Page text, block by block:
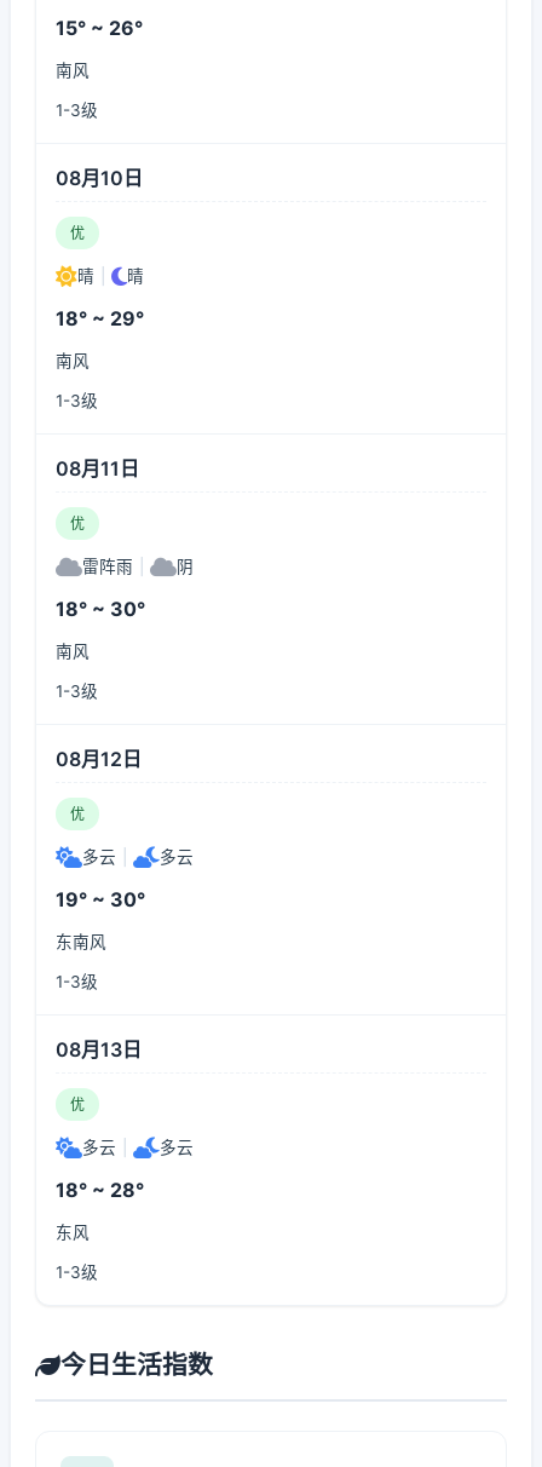
15° ~ 26°
南风
1-3级
08月10日
优
晴 晴
18° ~ 29°
南风
1-3级
08月11日
优
雷阵雨 阴
18° ~ 30°
南风
1-3级
08月12日
优
多云 多云
19° ~ 30°
东南风
1-3级
08月13日
优
多云 多云
18° ~ 28°
东风
1-3级
今日生活指数